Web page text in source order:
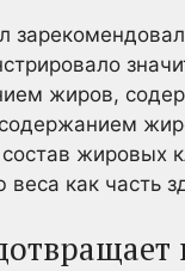
жиров,
состав жировых
как часть